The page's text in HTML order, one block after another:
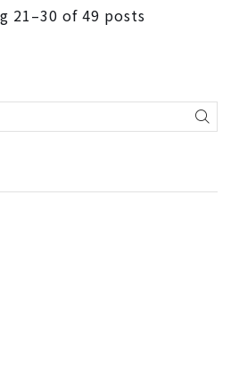
21–30 of 49 posts